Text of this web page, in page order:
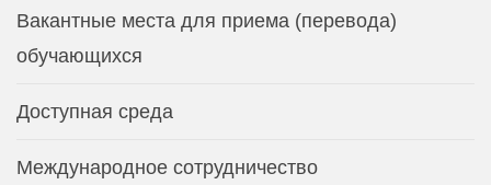
Вакантные места для приема (перевода)
обучающихся
Доступная среда
Международное сотрудничество